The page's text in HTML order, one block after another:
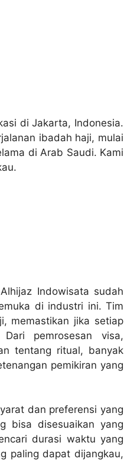
di Jakarta, Indonesia.
ibadah haji, mulai
di Arab Saudi. Kami
Indowisata sudah
di industri ini. Tim
memastikan jika setiap
pemrosesan visa,
tentang ritual, banyak
pemikiran yang
dan preferensi yang
bisa disesuaikan yang
durasi waktu yang
paling dapat dijangkau,